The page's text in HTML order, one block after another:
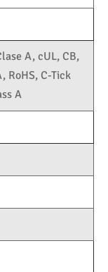
A, cUL, CB,
RoHS, C-Tick
A